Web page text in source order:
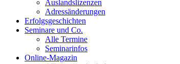
Auslandslizenzen
Adressänderungen
Erfolgsgeschichten
Seminare und Co.
Alle Termine
Seminarinfos
Online-Magazin